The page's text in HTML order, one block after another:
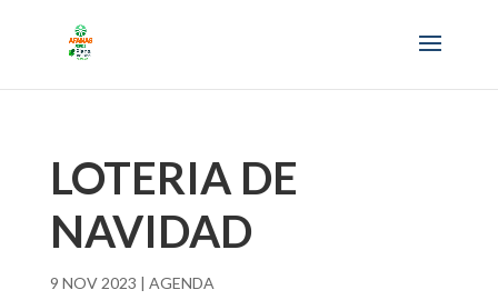
LOTERIA DE
NAVIDAD
9 NOV 2023 | AGENDA